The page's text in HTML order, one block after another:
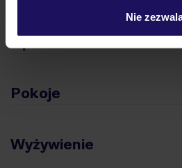
Nie
Opinie
Pokoje
Wyżywienie